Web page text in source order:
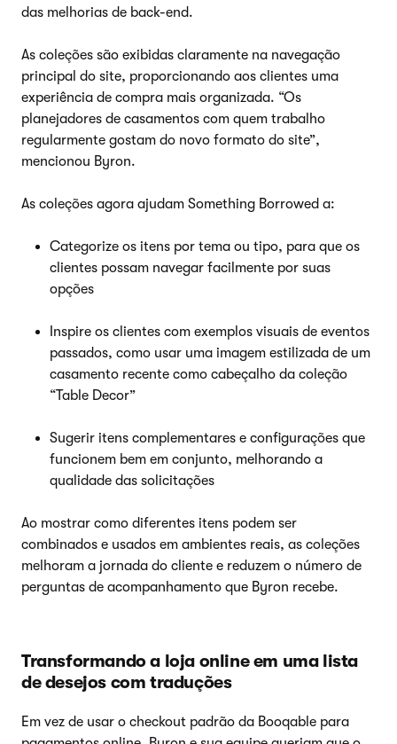
das melhorias de back-end.
As coleções são exibidas claramente na navegação
principal do site, proporcionando aos clientes uma
experiência de compra mais organizada. “Os
planejadores de casamentos com quem trabalho
regularmente gostam do novo formato do site”,
mencionou Byron.
As coleções agora ajudam Something Borrowed a:
Categorize os itens por tema ou tipo, para que os
clientes possam navegar facilmente por suas
opções
Inspire os clientes com exemplos visuais de eventos
passados, como usar uma imagem estilizada de um
casamento recente como cabeçalho da coleção
“Table Decor”
Sugerir itens complementares e configurações que
funcionem bem em conjunto, melhorando a
qualidade das solicitações
Ao mostrar como diferentes itens podem ser
combinados e usados em ambientes reais, as coleções
melhoram a jornada do cliente e reduzem o número de
perguntas de acompanhamento que Byron recebe.
Transformando a loja online em uma lista
de desejos com traduções
Em vez de usar o checkout padrão da Booqable para